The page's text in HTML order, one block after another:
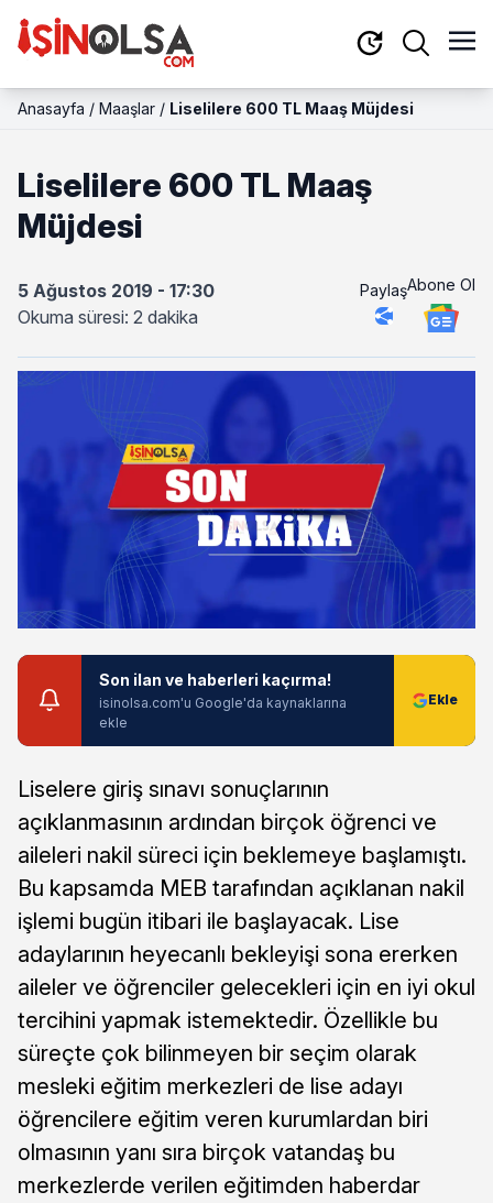
Anasayfa / Maaşlar / Liselilere 600 TL Maaş Müjdesi
Liselilere 600 TL Maaş
Müjdesi
5 Ağustos 2019 - 17:30
Okuma süresi: 2 dakika
PaylaşAbone Ol
Son ilan ve haberleri kaçırma!
isinolsa.com'u Google'da kaynaklarına
ekle
Liselere giriş sınavı sonuçlarının
açıklanmasının ardından birçok öğrenci ve
aileleri nakil süreci için beklemeye başlamıştı.
Bu kapsamda MEB tarafından açıklanan nakil
işlemi bugün itibari ile başlayacak. Lise
adaylarının heyecanlı bekleyişi sona ererken
aileler ve öğrenciler gelecekleri için en iyi okul
tercihini yapmak istemektedir. Özellikle bu
süreçte çok bilinmeyen bir seçim olarak
mesleki eğitim merkezleri de lise adayı
öğrencilere eğitim veren kurumlardan biri
olmasının yanı sıra birçok vatandaş bu
merkezlerde verilen eğitimden haberdar